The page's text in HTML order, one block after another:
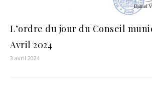
L’ordre du jour du Conseil
Avril 2024
3 avril 2024